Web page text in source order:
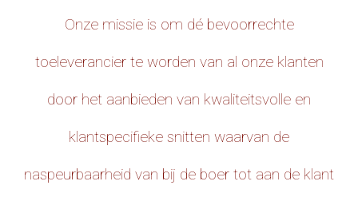
Onze missie is om dé bevoorrechte
toeleverancier te worden van al onze klanten
door het aanbieden van kwaliteitsvolle en
klantspecifieke snitten waarvan de
naspeurbaarheid van bij de boer tot aan de klant